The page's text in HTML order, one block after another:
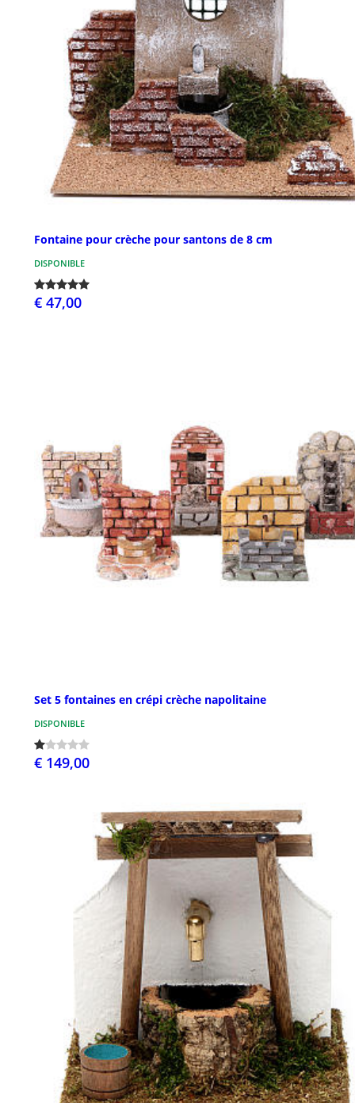
Fontaine pour crèche pour santons de 8 cm
DISPONIBLE
€ 47,00
Set 5 fontaines en crépi crèche napolitaine
DISPONIBLE
€ 149,00